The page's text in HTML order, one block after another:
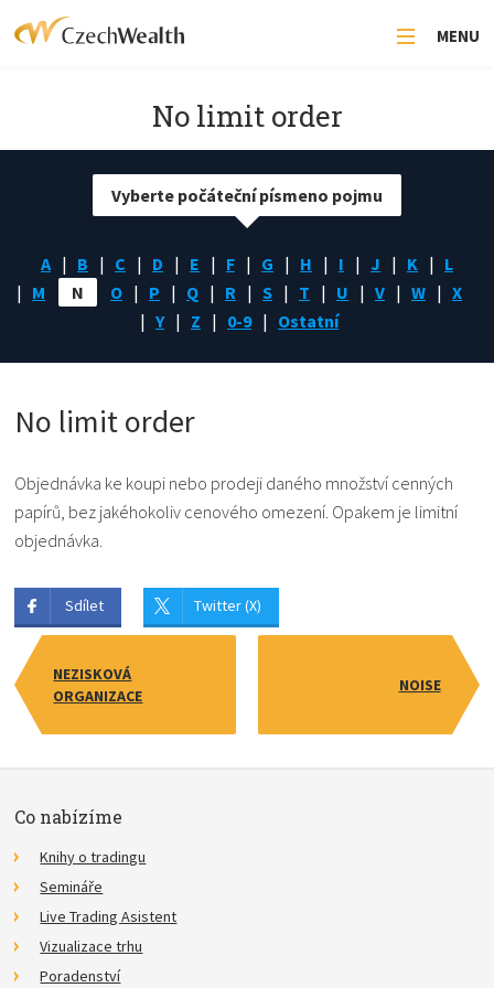
MENU
No limit order
A B C D E F G H I J K
L
M
N O P Q R S T U V W
X
Y
Z 0-9 Ostatní
Vyberte počáteční písmeno pojmu
No limit order
Objednávka ke koupi nebo prodeji daného množství cenných
papírů, bez jakéhokoliv cenového omezení. Opakem je limitní
objednávka.
Sdílet Twitter (X)
NEZISKOVÁ
ORGANIZACE
NOISE
Co nabízíme
Knihy o tradingu
Semináře
Live Trading Asistent
Vizualizace trhu
Poradenství